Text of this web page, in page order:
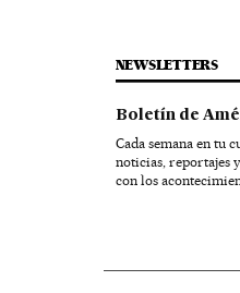
NEWSLETTERS
Boletín de
Cada semana en tu
noticias, reportajes
con los